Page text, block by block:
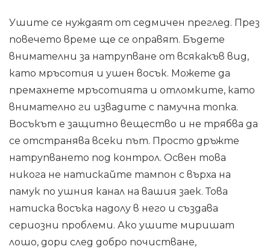
Ушите се нуждаят от седмичен преглед. През
повечето време ще се оправят. Бъдете
внимателни за натрупване от всякакъв вид,
като мръсотия и ушен восък. Можете да
премахнете мръсотията и отломките, като
внимателно ги извадите с памучна топка.
Восъкът е защитно вещество и не трябва да
се отстранява всеки път. Просто дръжте
натрупването под контрол. Освен това
никога не натискайте тампон с върха на
памук по ушния канал на вашия заек. Това
натиска восъка надолу в него и създава
сериозни проблеми. Ако ушите миришат
лошо, дори след добро почистване,